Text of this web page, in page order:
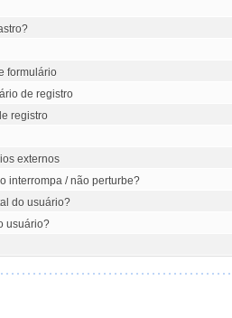
formulário
de registro
registro
externos
interrompa / não perturbe?
do usuário?
usuário?